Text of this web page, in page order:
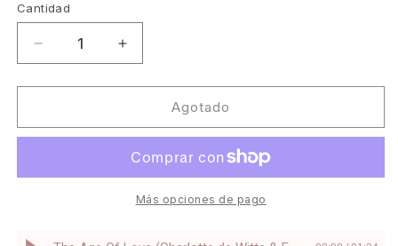
Cantidad
Cantidad
Reducir
cantidad
para
Of
The
Aumentar
cantidad
para
Of
The
Age
Agotado
Más opciones de pago